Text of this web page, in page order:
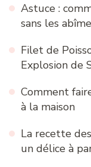
Astuce :
sans les
Filet de
Explosion de
Comment
à la maison
La recette
un délice à